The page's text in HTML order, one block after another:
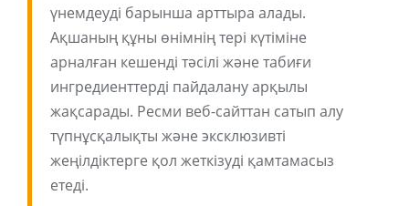
үнемдеуді барынша арттыра алады.
Ақшаның құны өнімнің тері күтіміне
арналған кешенді тәсілі және табиғи
ингредиенттерді пайдалану арқылы
жақсарады. Ресми веб-сайттан сатып алу
түпнұсқалықты және эксклюзивті
жеңілдіктерге қол жеткізуді қамтамасыз
етеді.